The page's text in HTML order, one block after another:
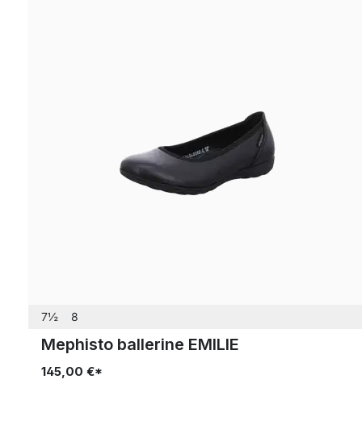
7½ 8
Mephisto ballerine EMILIE
145,00 €*